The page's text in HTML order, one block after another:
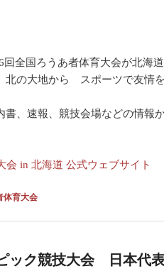
回全国ろうあ者体育大会が北海
の大地から スポーツで友情
書、速報、競技会場などの情報
会 in 北海道 公式ウェブサイト
体育大会
ック競技大会 日本代